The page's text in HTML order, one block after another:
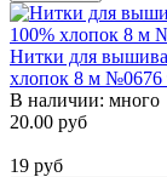
Нитки для
хлопок 8 м №0676
В наличии: много
20.00 руб
19 руб